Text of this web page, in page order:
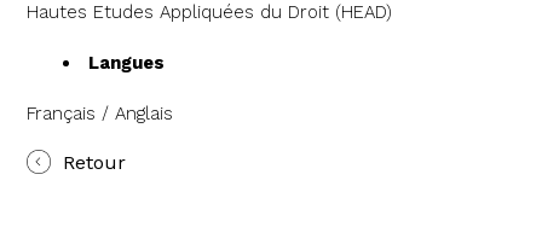
Hautes Etudes Appliquées du Droit (HEAD)
Langues
Français / Anglais
Retour